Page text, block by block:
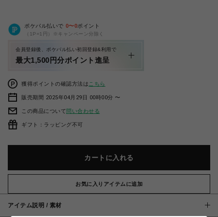
ポケパル払いで 0〜0ポイント
（1P=1円）※キャンペーン分除く
会員登録後、ポケパル払い初回登録&利用で
最大1,500円分ポイント進呈
獲得ポイントの確認方法は こちら
販売期間 2025年04月29日 00時00分 〜
この商品について問い合わせる
ギフト：ラッピング不可
カートに入れる
お気に入りアイテムに追加
アイテム説明 / 素材